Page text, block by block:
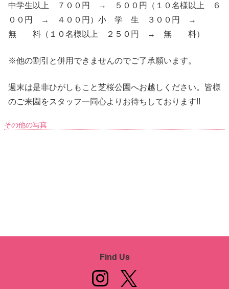
中学生以上 ７００円 → ５００円（１０名様以上 ６
００円 → ４００円）小 学 生 ３００円 →
無 料（１０名様以上 ２５０円 → 無 料）
※他の割引と併用できませんのでご了承願います。
週末は是非ひがしもこと芝桜公園へお越しください。皆様
のご来園をスタッフ一同心よりお待ちしております!!
その他の写真
Find Us